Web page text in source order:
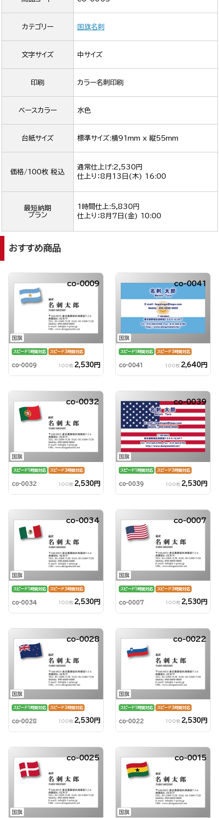
カテゴリー 国旗名刺
文字サイズ 中サイズ
印刷 カラー名刺印刷
ベースカラー 水色
台紙サイズ 標準サイズ:横91mm x 縦55mm
価格/100枚 税込
通常仕上げ:2,530円
仕上り：8月13日(木) 16:00
最短納期
プラン
1時間仕上:5,830円
仕上り：8月7日(金) 10:00
おすすめ商品
国旗
co-0009
スピード1時間対応 スピード3時間対応
co-0009 100枚 2,530円
国旗
co-0041
スピード1時間対応 スピード3時間対応
co-0041 100枚 2,640円
国旗
co-0032
スピード1時間対応 スピード3時間対応
co-0032 100枚 2,530円
国旗
co-0039
スピード1時間対応 スピード3時間対応
co-0039 100枚 2,530円
国旗
co-0034
スピード1時間対応 スピード3時間対応
co-0034 100枚 2,530円
国旗
co-0007
スピード1時間対応 スピード3時間対応
co-0007 100枚 2,530円
国旗
co-0028
スピード1時間対応 スピード3時間対応
co-0028 100枚 2,530円
国旗
co-0022
スピード1時間対応 スピード3時間対応
co-0022 100枚 2,530円
国旗
co-0025
国旗
co-0015